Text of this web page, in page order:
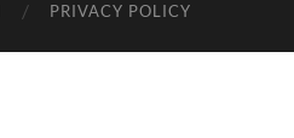
PRIVACY POLICY